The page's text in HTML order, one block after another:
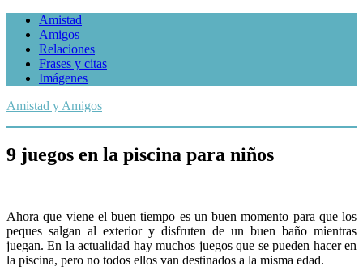
Amistad
Amigos
Relaciones
Frases y citas
Imágenes
Amistad y Amigos
9 juegos en la piscina para niños
Ahora que viene el buen tiempo es un buen momento para que los
peques salgan al exterior y disfruten de un buen baño mientras
juegan. En la actualidad hay muchos juegos que se pueden hacer en
la piscina, pero no todos ellos van destinados a la misma edad.